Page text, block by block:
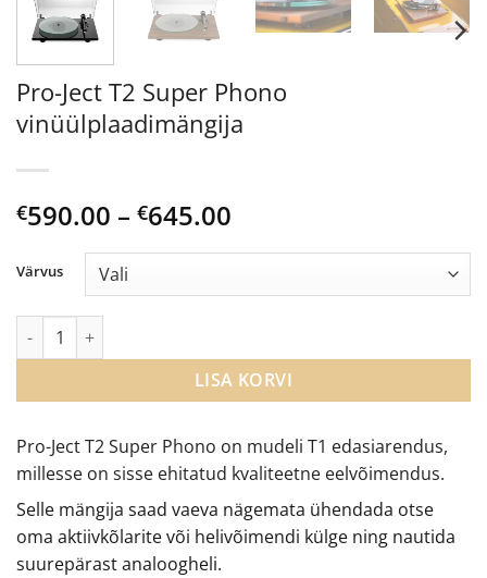
Pro-Ject T2 Super Phono
vinüülplaadimängija
€590.00 – €645.00
through
Pro-Ject T2 Super Phono on mudeli T1 edasiarendus,
millesse on sisse ehitatud kvaliteetne eelvõimendus.
Selle mängija saad vaeva nägemata ühendada otse
oma aktiivkõlarite või helivõimendi külge ning nautida
suurepärast analoogheli.
Värvus
Pro-Ject T2 Super Phono vinüülplaadimängija kogus
LISA KORVI